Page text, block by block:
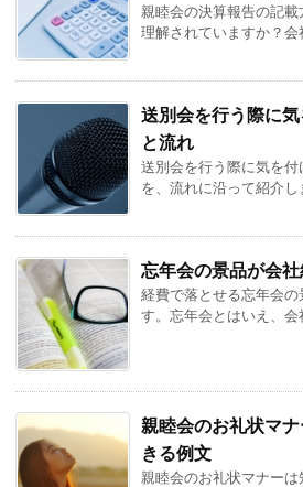
親睦会の決算報告の記
理解されていますか？
送別会を行う際に
と流れ
送別会を行う際に気を
を、流れに沿って紹介
忘年会の景品が会
経費で落とせる忘年会
す。忘年会とはいえ、
親睦会のお礼状マ
きる例文
親睦会のお礼状マナー